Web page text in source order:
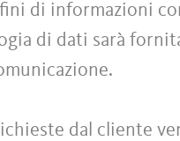
di informazioni
di dati sarà
dal cliente